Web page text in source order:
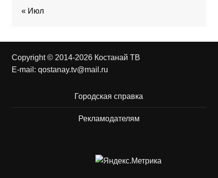
« Июл
Copyright © 2014-2026 Костанай ТВ
E-mail: qostanay.tv@mail.ru
Городская справка
Рекламодателям